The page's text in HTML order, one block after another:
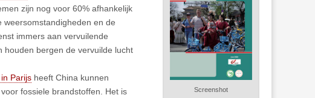
zijn nog voor 60% afhankelijk
weersomstandigheden en de
immers aan vervuilende
houden bergen de vervuilde lucht
Parijs heeft China kunnen
fossiele brandstoffen. Het is
Screenshot